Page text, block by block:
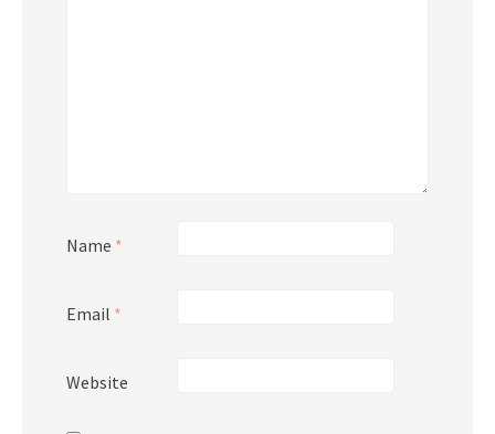
Name *
Email *
Website